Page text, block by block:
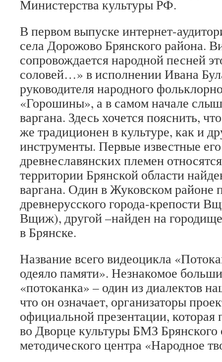
Министерства культуры РФ.
В первом выпуске интернет-
села Дорожово Брянского района.
сопровождается народной песней
соловей…» в исполнении Ивана
руководителя народного
«Горошины», а в самом начале
варгана. Здесь хочется пояснить,
же традиционен в культуре, как и
инструменты. Первые известные
древнеславянских племен
территории Брянской области
варгана. Один в Жуковском районе
древнерусского города-крепо­сти
Вщиж), другой –найден на
в Брянске.
Название всего видеоцикла
одеяло памяти». Незнакомое
«потоканка» – один из диалектов
что он означает, организаторы
официальной презентации, которая
во Дворце культуры БМЗ Брянского
методического центра «Народное